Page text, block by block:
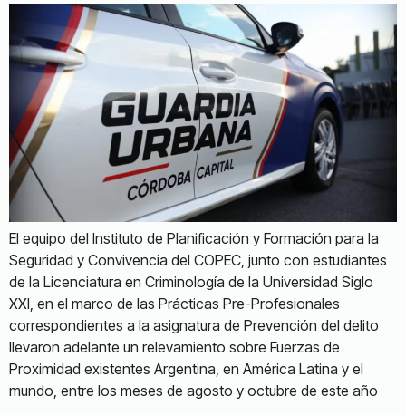
El equipo del Instituto de Planificación y Formación para la
Seguridad y Convivencia del COPEC, junto con estudiantes
de la Licenciatura en Criminología de la Universidad Siglo
XXI, en el marco de las Prácticas Pre-Profesionales
correspondientes a la asignatura de Prevención del delito
llevaron adelante un relevamiento sobre Fuerzas de
Proximidad existentes Argentina, en América Latina y el
mundo, entre los meses de agosto y octubre de este año